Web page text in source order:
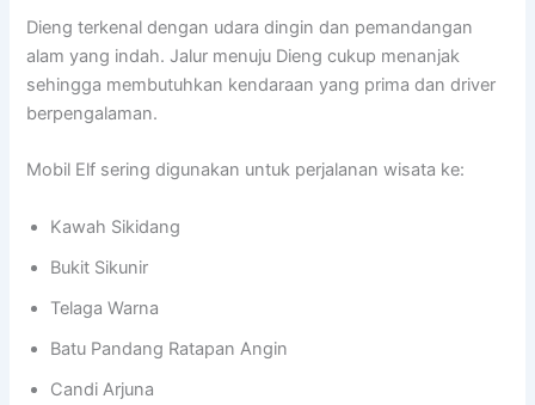
Dieng terkenal dengan udara dingin dan pemandangan
alam yang indah. Jalur menuju Dieng cukup menanjak
sehingga membutuhkan kendaraan yang prima dan driver
berpengalaman.
Mobil Elf sering digunakan untuk perjalanan wisata ke:
Kawah Sikidang
Bukit Sikunir
Telaga Warna
Batu Pandang Ratapan Angin
Candi Arjuna